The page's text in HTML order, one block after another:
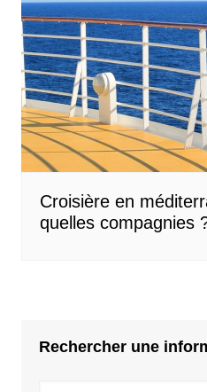
Croisière en
quelles compagnies
Rechercher une